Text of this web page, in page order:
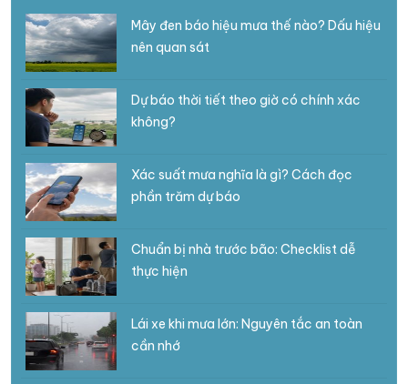
Mây đen báo hiệu mưa thế nào? Dấu hiệu
nên quan sát
Dự báo thời tiết theo giờ có chính xác
không?
Xác suất mưa nghĩa là gì? Cách đọc
phần trăm dự báo
Chuẩn bị nhà trước bão: Checklist dễ
thực hiện
Lái xe khi mưa lớn: Nguyên tắc an toàn
cần nhớ